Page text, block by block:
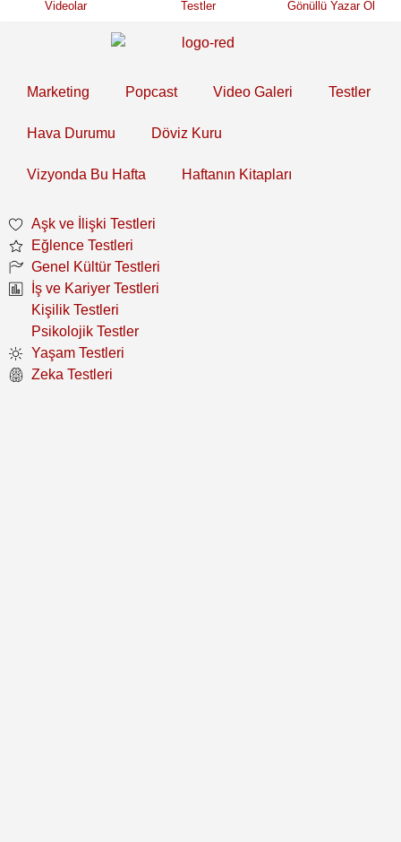
Videolar Testler Gönüllü Yazar Ol
Marketing Popcast Video Galeri Testler
Hava Durumu Döviz Kuru
Vizyonda Bu Hafta Haftanın Kitapları
Aşk ve İlişki Testleri
Eğlence Testleri
Genel Kültür Testleri
İş ve Kariyer Testleri
Kişilik Testleri
Psikolojik Testler
Yaşam Testleri
Zeka Testleri